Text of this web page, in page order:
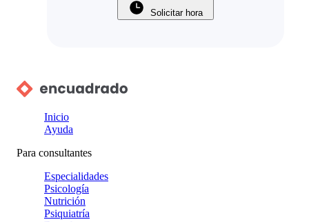
Solicitar hora
Inicio
Ayuda
Para consultantes
Especialidades
Psicología
Nutrición
Psiquiatría